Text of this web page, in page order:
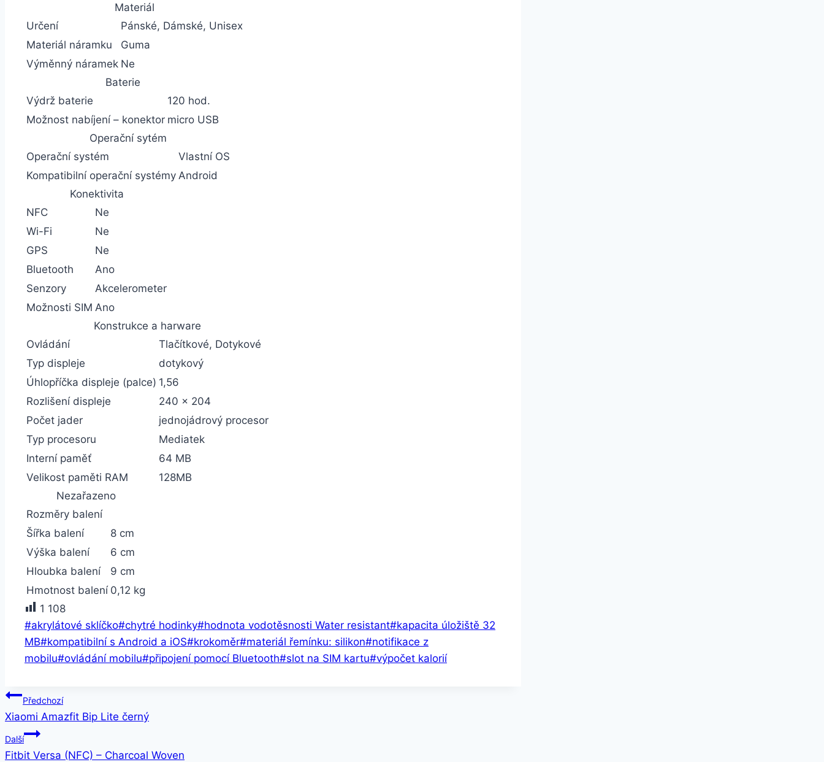
Materiál
Určení
Pánské, Dámské, Unisex
Materiál náramku
Guma
Výměnný náramek Ne
Baterie
Výdrž baterie
120 hod.
Možnost nabíjení – konektor micro USB
Operační sytém
Operační systém
Vlastní OS
Kompatibilní operační systémy Android
Konektivita
NFC
Ne
Wi-Fi
Ne
GPS
Ne
Bluetooth
Ano
Senzory
Akcelerometer
Možnosti SIM Ano
Konstrukce a harware
Ovládání
Tlačítkové, Dotykové
Typ displeje
dotykový
Úhlopříčka displeje (palce) 1,56
Rozlišení displeje
240 x 204
Počet jader
jednojádrový procesor
Typ procesoru
Mediatek
Interní paměť
64 MB
Velikost paměti RAM
128MB
Nezařazeno
Rozměry balení
Šířka balení
8 cm
Výška balení
6 cm
Hloubka balení
9 cm
Hmotnost balení 0,12 kg
1 108
Štítky
příspěvků:
#akrylátové sklíčko#chytré hodinky#hodnota vodotěsnosti Water resistant#kapacita úložiště 32
MB#kompatibilní s Android a iOS#krokoměr#materiál řemínku: silikon#notifikace z
mobilu#ovládání mobilu#připojení pomocí Bluetooth#slot na SIM kartu#výpočet kalorií
Navigace
pro
příspěvek
Předchozí
Xiaomi Amazfit Bip Lite černý
Další
Fitbit Versa (NFC) – Charcoal Woven